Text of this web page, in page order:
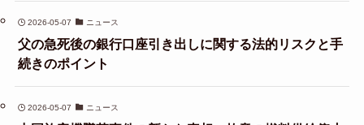
2026-05-07 ニュース
父の急死後の銀行口座引き出しに関する法的リスクと手
続きのポイント
2026-05-07 ニュース